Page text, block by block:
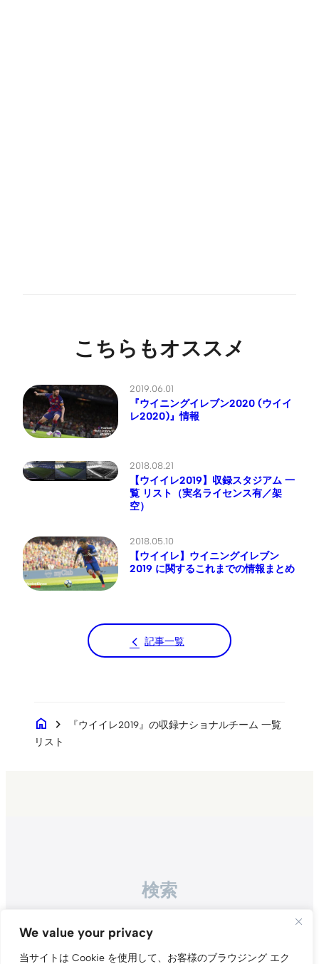
We value your privacy
当サイトは Cookie を使用して、お客様のブラウジング エク
こちらもオススメ
2019.06.01
『ウイニングイレブン2020 (ウイイ
レ2020)』情報
2018.08.21
【ウイイレ2019】収録スタジアム 一
覧 リスト（実名ライセンス有／架
空）
2018.05.10
【ウイイレ】ウイニングイレブン
2019 に関するこれまでの情報まとめ
記事一覧
home chevron_right
『ウイイレ2019』の収録ナショナルチーム 一覧
リスト
検索
Search